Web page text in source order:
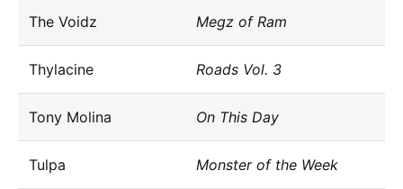
The Voidz Megz of Ram
Thylacine Roads Vol. 3
Tony Molina On This Day
Tulpa Monster of the Week